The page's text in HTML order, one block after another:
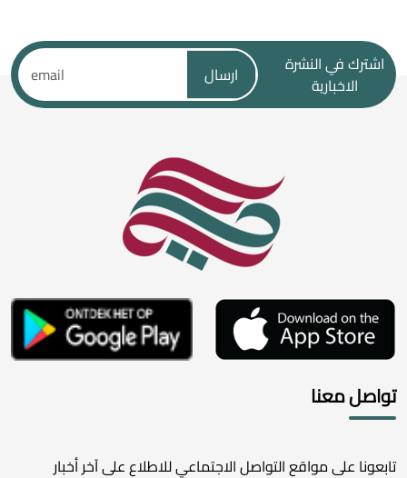
اشترك في النشرة
الاخبارية
ارسال
تواصل معنا
تابعونا على مواقع التواصل الاجتماعي للاطلاع على آخر أخبار